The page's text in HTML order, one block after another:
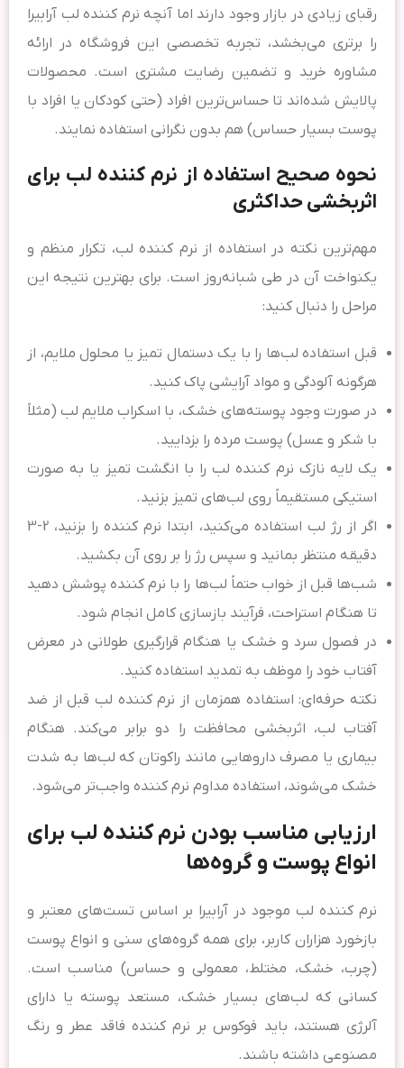
رقبای زیادی در بازار وجود دارند اما آنچه نرم کننده لب آرابیرا
را برتری می‌بخشد، تجربه تخصصی این فروشگاه در ارائه
مشاوره خرید و تضمین رضایت مشتری است. محصولات
پالایش شده‌اند تا حساس‌ترین افراد (حتی کودکان یا افراد با
پوست بسیار حساس) هم بدون نگرانی استفاده نمایند.
نحوه صحیح استفاده از نرم کننده لب برای
اثربخشی حداکثری
مهم‌ترین نکته در استفاده از نرم کننده لب، تکرار منظم و
یکنواخت آن در طی شبانه‌روز است. برای بهترین نتیجه این
مراحل را دنبال کنید:
قبل استفاده لب‌ها را با یک دستمال تمیز یا محلول ملایم، از
هرگونه آلودگی و مواد آرایشی پاک کنید.
در صورت وجود پوسته‌های خشک، با اسکراب ملایم لب (مثلاً
با شکر و عسل) پوست مرده را بزدایید.
یک لایه نازک نرم کننده لب را با انگشت تمیز یا به صورت
استیکی مستقیماً روی لب‌های تمیز بزنید.
اگر از رژ لب استفاده می‌کنید، ابتدا نرم کننده را بزنید، 2-3
دقیقه منتظر بمانید و سپس رژ را بر روی آن بکشید.
شب‌ها قبل از خواب حتماً لب‌ها را با نرم کننده پوشش دهید
تا هنگام استراحت، فرآیند بازسازی کامل انجام شود.
در فصول سرد و خشک یا هنگام قرارگیری طولانی در معرض
آفتاب خود را موظف به تمدید استفاده کنید.
نکته حرفه‌ای: استفاده همزمان از نرم کننده لب قبل از ضد
آفتاب لب، اثربخشی محافظت را دو برابر می‌کند. هنگام
بیماری یا مصرف داروهایی مانند راکوتان که لب‌ها به شدت
خشک می‌شوند، استفاده مداوم نرم کننده واجب‌تر می‌شود.
ارزیابی مناسب بودن نرم کننده لب برای
انواع پوست و گروه‌ها
نرم کننده لب موجود در آرابیرا بر اساس تست‌های معتبر و
بازخورد هزاران کاربر، برای همه گروه‌های سنی و انواع پوست
(چرب، خشک، مختلط، معمولی و حساس) مناسب است.
کسانی که لب‌های بسیار خشک، مستعد پوسته یا دارای
آلرژی هستند، باید فوکوس بر نرم کننده فاقد عطر و رنگ
مصنوعی داشته باشند.